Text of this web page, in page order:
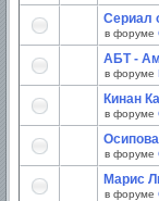
Сериал
в форуме
АБТ -
в форуме
Кинан
в форуме
в форуме
Марис
в форуме